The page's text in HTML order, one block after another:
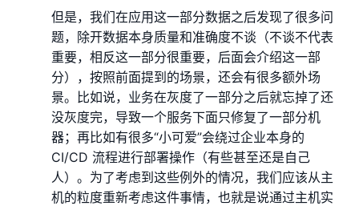
但是，我们在应用这一部分数据之后发现了很多问
题，除开数据本身质量和准确度不谈（不谈不代表
重要，相反这一部分很重要，后面会介绍这一部
分），按照前面提到的场景，还会有很多额外场
景。比如说，业务在灰度了一部分之后就忘掉了还
没灰度完，导致一个服务下面只修复了一部分机
器；再比如有很多“小可爱”会绕过企业本身的
CI/CD 流程进行部署操作（有些甚至还是自己
人）。为了考虑到这些例外的情况，我们应该从主
机的粒度重新考虑这件事情，也就是说通过主机实